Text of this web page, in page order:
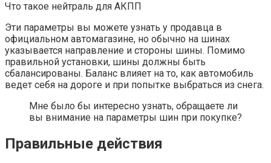
Что такое нейтраль для АКПП
Эти параметры вы можете узнать у продавца в
официальном автомагазине, но обычно на шинах
указывается направление и стороны шины. Помимо
правильной установки, шины должны быть
сбалансированы. Баланс влияет на то, как автомобиль
ведет себя на дороге и при попытке выбраться из снега.
Мне было бы интересно узнать, обращаете ли
вы внимание на параметры шин при покупке?
Правильные действия